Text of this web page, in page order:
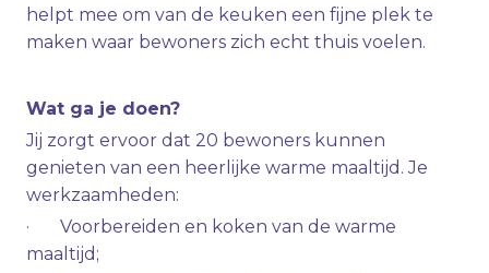
helpt mee om van de keuken een fijne plek te
maken waar bewoners zich echt thuis voelen.
Wat ga je doen?
Jij zorgt ervoor dat 20 bewoners kunnen
genieten van een heerlijke warme maaltijd. Je
werkzaamheden:
· Voorbereiden en koken van de warme
maaltijd;